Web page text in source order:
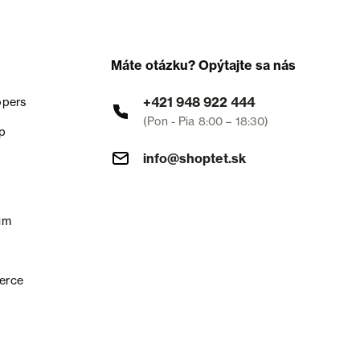
Máte otázku? Opýtajte sa nás
+421 948 922 444
(Pon - Pia 8:00 – 18:30)
info@shoptet.sk